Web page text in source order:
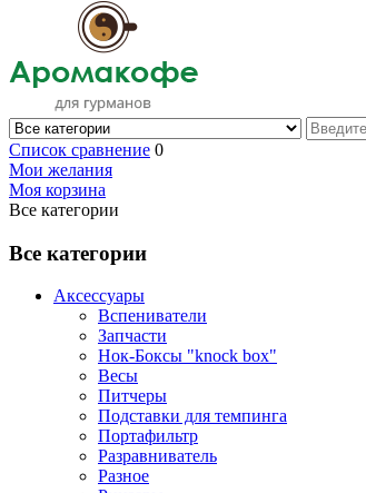
Список сравнение 0
Мои желания
Моя корзина
Все категории
Все категории
Аксессуары
Вспениватели
Запчасти
Нок-Боксы "knock box"
Весы
Питчеры
Подставки для темпинга
Портафильтр
Разравниватель
Разное